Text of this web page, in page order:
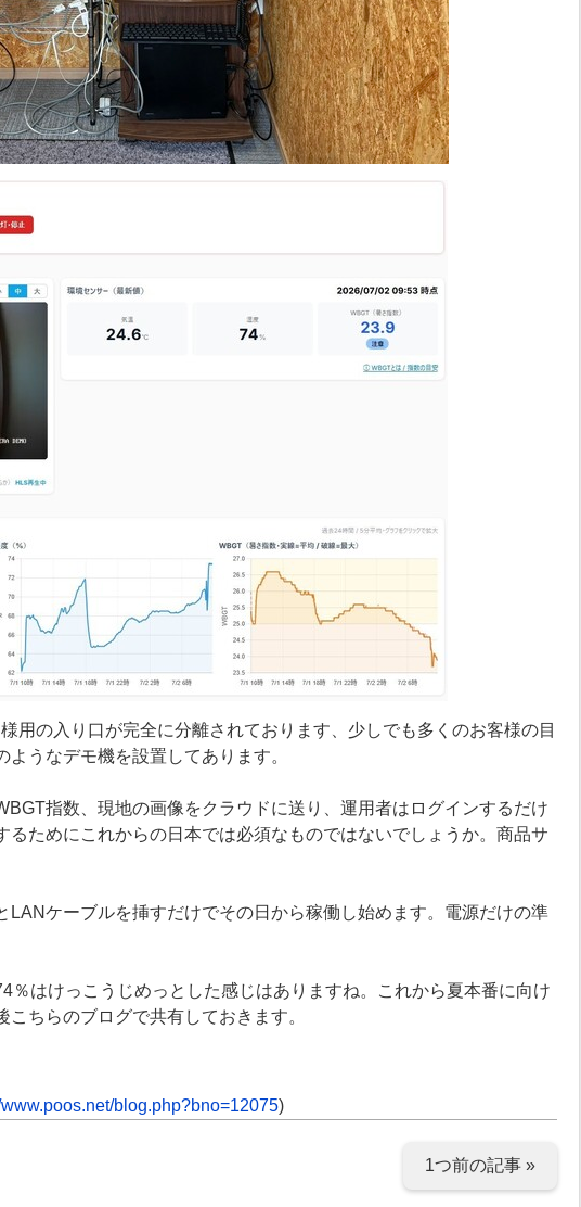
用の入り口が完全に分離されております、少しでも多くのお客様の目
うなデモ機を設置してあります。
指数、現地の画像をクラウドに送り、運用者はログインするだけ
ためにこれからの日本では必須なものではないでしょうか。商品サ
ケーブルを挿すだけでその日から稼働し始めます。電源だけの準
％はけっこうじめっとした感じはありますね。これから夏本番に向け
ちらのブログで共有しておきます。
blog.php?bno=12075)
1つ前の記事 »